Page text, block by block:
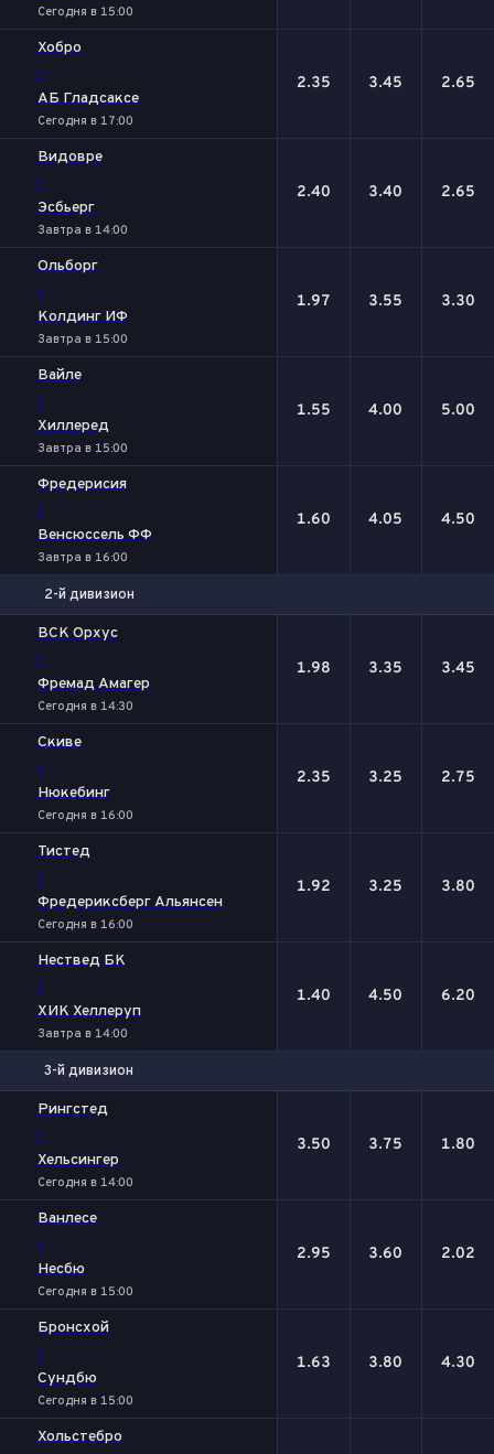
Сегодня в 15:00
Хобро
-
АБ Гладсаксе
Сегодня в 17:00
2.35 3.45 2.65
Видовре
-
Эсбьерг
Завтра в 14:00
2.40 3.40 2.65
Ольборг
-
Колдинг ИФ
Завтра в 15:00
1.97 3.55 3.30
Вайле
-
Хиллеред
Завтра в 15:00
1.55 4.00 5.00
Фредерисия
-
Венсюссель ФФ
Завтра в 16:00
1.60 4.05 4.50
2-й дивизион
ВСК Орхус
-
Фремад Амагер
Сегодня в 14:30
1.98 3.35 3.45
Скиве
-
Нюкебинг
Сегодня в 16:00
2.35 3.25 2.75
Тистед
-
Фредериксберг Альянсен
Сегодня в 16:00
1.92 3.25 3.80
Нествед БK
-
ХИК Хеллеруп
Завтра в 14:00
1.40 4.50 6.20
3-й дивизион
Рингстед
-
Хельсингер
Сегодня в 14:00
3.50 3.75 1.80
Ванлесе
-
Несбю
Сегодня в 15:00
2.95 3.60 2.02
Бронсхой
-
Сундбю
Сегодня в 15:00
1.63 3.80 4.30
Хольстебро